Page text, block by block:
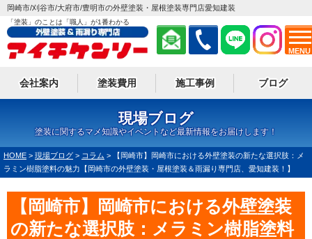
MENU
岡崎市/刈谷市/大府市/豊明市の外壁塗装・屋根塗装専門店愛知建装
「塗装」のことは「職人」が1番わかる
会社案内 塗装費用 施工事例 ブログ
現場ブログ
塗装に関するマメ知識やイベントなど最新情報をお届けします！
HOME > 現場ブログ > コラム >
【岡崎市】岡崎市における外壁塗装の新たな選択肢：メ
ラミン樹脂塗料の魅力【岡崎市の外壁塗装・屋根塗装＆雨漏り専門店、愛知建装！】
【岡崎市】岡崎市における外壁塗装
の新たな選択肢：メラミン樹脂塗料